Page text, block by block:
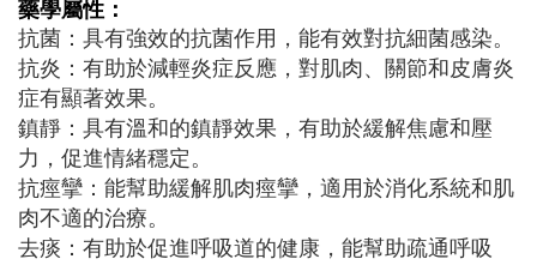
藥學屬性：
抗菌：具有強效的抗菌作用，能有效對抗細菌感染。
抗炎：有助於減輕炎症反應，對肌肉、關節和皮膚炎
症有顯著效果。
鎮靜：具有溫和的鎮靜效果，有助於緩解焦慮和壓
力，促進情緒穩定。
抗痙攣：能幫助緩解肌肉痙攣，適用於消化系統和肌
肉不適的治療。
去痰：有助於促進呼吸道的健康，能幫助疏通呼吸